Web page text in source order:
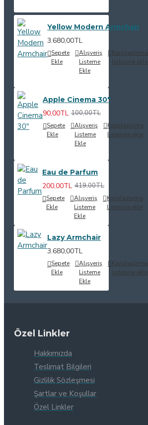
Yellow Modern Armchair
3.680,00TL
Sepete
Ekle
Alışveriş
Listeme
Ekle
Karşılaştırma
listesine ekle
Apple Cinema 30"
90,00TL 100,00TL
Sepete
Ekle
Alışveriş
Listeme
Ekle
Karşılaştırma
listesine ekle
Eau de Parfum
200,00TL 419,00TL
Sepete
Ekle
Alışveriş
Listeme
Ekle
Karşılaştırma
listesine ekle
Lazy Armchair
3.680,00TL
Sepete
Ekle
Alışveriş
Listeme
Ekle
Karşılaştırma
listesine ekle
Özel Linkler
Hakkımızda
Teslimat Bilgileri
Gizlilik Sözleşmesi
Şartlar ve Koşullar
Özel Linkler